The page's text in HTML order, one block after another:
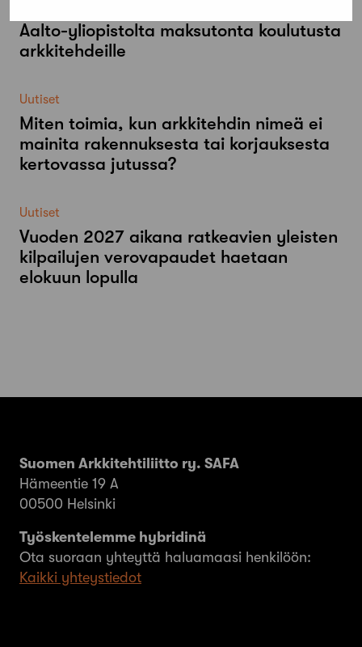
Aalto-​yliopistolta maksutonta koulutusta
arkkitehdeille
Uutiset
Miten toimia, kun arkkitehdin nimeä ei
mainita rakennuksesta tai korjauksesta
kertovassa jutussa?
Uutiset
Vuoden 2027 aikana ratkeavien yleisten
kilpailujen verovapaudet haetaan
elokuun lopulla
Suomen Arkkitehtiliitto ry. SAFA
Hämeentie 19 A
00500 Helsinki
Työskentelemme hybridinä
Ota suoraan yhteyttä haluamaasi henkilöön:
Kaikki yhteystiedot